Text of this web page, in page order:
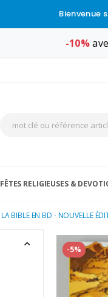
Bienvenue
-10%
FÊTES RELIGIEUSES &
LA BIBLE EN BD - NOUVELLE
-5%